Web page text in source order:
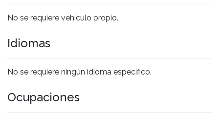
No se requiere vehículo propio.
Idiomas
No se requiere ningún idioma específico.
Ocupaciones